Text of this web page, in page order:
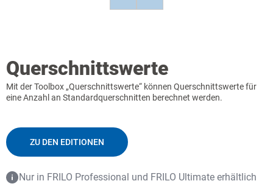
Querschnittswerte
Mit der Toolbox „Querschnittswerte“ können Querschnittswerte für
eine Anzahl an Standardquerschnitten berechnet werden.
ZU DEN EDITIONEN
Nur in FRILO Professional und FRILO Ultimate erhältlich